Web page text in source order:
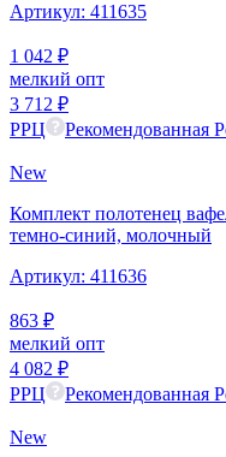
Артикул: 411635
1 042 ₽
мелкий опт
3 712 ₽
РРЦ
Рекомендованная
New
Комплект полотенец
темно-синий, молочный
Артикул: 411636
863 ₽
мелкий опт
4 082 ₽
РРЦ
Рекомендованная
New